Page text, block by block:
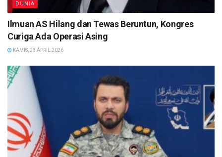
DUNIA
Ilmuan AS Hilang dan Tewas Beruntun, Kongres
Curiga Ada Operasi Asing
KAMIS, 23 APRIL 2026